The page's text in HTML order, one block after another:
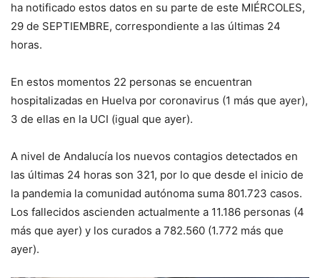
ha notificado estos datos en su parte de este MIÉRCOLES,
29 de SEPTIEMBRE, correspondiente a las últimas 24
horas.
En estos momentos 22 personas se encuentran
hospitalizadas en Huelva por coronavirus (1 más que ayer),
3 de ellas en la UCI (igual que ayer).
A nivel de Andalucía los nuevos contagios detectados en
las últimas 24 horas son 321, por lo que desde el inicio de
la pandemia la comunidad autónoma suma 801.723 casos.
Los fallecidos ascienden actualmente a 11.186 personas (4
más que ayer) y los curados a 782.560 (1.772 más que
ayer).